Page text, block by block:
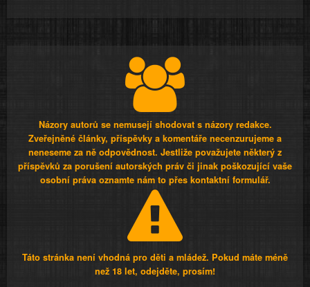
Názory autorů se nemusejí shodovat s názory redakce.
Zveřejněné články, příspěvky a komentáře necenzurujeme a
neneseme za ně odpovědnost. Jestliže považujete některý z
příspěvků za porušení autorských práv či jinak poškozující vaše
osobní práva oznamte nám to přes kontaktní formulář.
Táto stránka není vhodná pro děti a mládež. Pokud máte méně
než 18 let, odejděte, prosím!